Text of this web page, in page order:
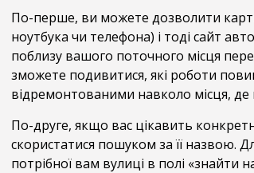
По-перше, ви можете дозволити
ноутбука чи телефона) і тоді сайт
поблизу вашого поточного місця
зможете подивитися, які роботи
відремонтованими навколо місця, де
По-друге, якщо вас цікавить
скористатися пошуком за її назвою.
потрібної вам вулиці в полі «знайти